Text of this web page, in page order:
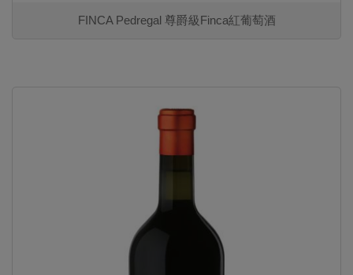
FINCA Pedregal 尊爵級Finca紅葡萄酒